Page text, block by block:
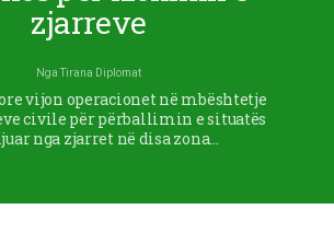
zjarreve
NgaTirana Diplomat
vijon operacionet në mbështetje
civile për përballimin e situatës
nga zjarret në disa zona…